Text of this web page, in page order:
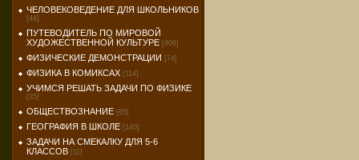
ЧЕЛОВЕКОВЕДЕНИЕ ДЛЯ ШКОЛЬНИКОВ
[44]
ПУТЕВОДИТЕЛЬ ПО МИРОВОЙ
ХУДОЖЕСТВЕННОЙ КУЛЬТУРЕ [406]
ФИЗИЧЕСКИЕ ДЕМОНСТРАЦИИ [74]
ФИЗИКА В КОМИКСАХ [114]
УЧИМСЯ РЕШАТЬ ЗАДАЧИ ПО ФИЗИКЕ
[35]
ОБЩЕСТВОЗНАНИЕ [65]
ГЕОГРАФИЯ В ШКОЛЕ [140]
ЗАДАЧИ НА СМЕКАЛКУ ДЛЯ 5-6
КЛАССОВ [11]